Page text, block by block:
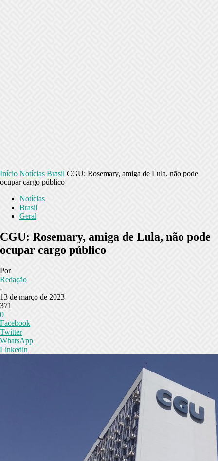
Início Notícias Brasil CGU: Rosemary, amiga de Lula, não pode
ocupar cargo público
Notícias
Brasil
Geral
CGU: Rosemary, amiga de Lula, não pode
ocupar cargo público
Por
Redação
-
13 de março de 2023
371
0
Facebook
Twitter
WhatsApp
Linkedin